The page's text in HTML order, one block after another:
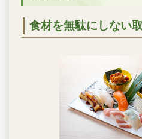
食材を無駄にしない